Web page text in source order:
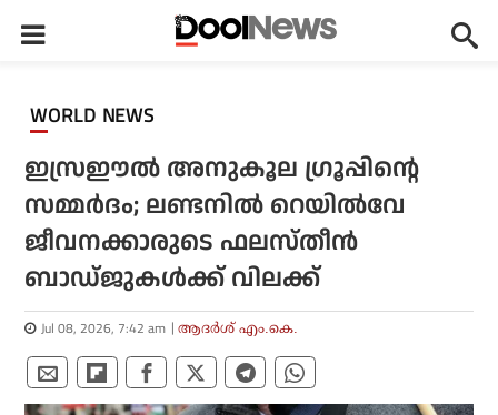
WORLD NEWS
ഇസ്രഈല്‍ അനുകൂല ഗ്രൂപ്പിന്റെ
സമ്മര്‍ദം; ലണ്ടനില്‍ റെയില്‍വേ
ജീവനക്കാരുടെ ഫലസ്തീന്‍
ബാഡ്ജുകള്‍ക്ക് വിലക്ക്
Jul 08, 2026, 7:42 am ആദർശ് എം.കെ.